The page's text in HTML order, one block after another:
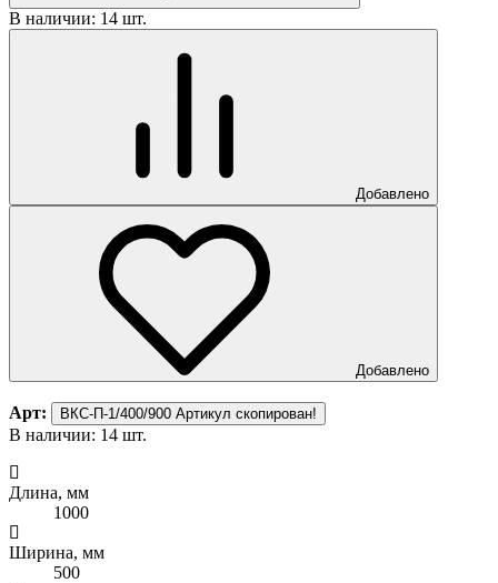
В наличии: 14 шт.
Добавлено
Добавлено
Арт: ВКС-П-1/400/900 Артикул скопирован!
В наличии: 14 шт.
Длина, мм
1000
Ширина, мм
500